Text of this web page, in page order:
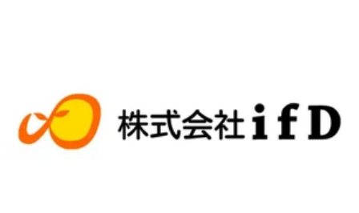
株式会社ifD HP